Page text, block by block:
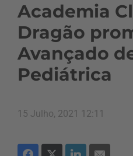
Academia
Dragão
Avançado
Pediátrica
15 Julho, 2021 12:11